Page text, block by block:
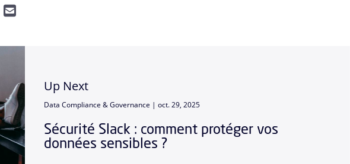
Up Next
Data Compliance & Governance |oct. 29, 2025
Sécurité Slack : comment protéger vos
données sensibles ?